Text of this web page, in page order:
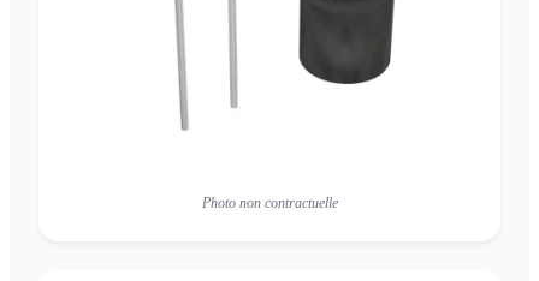
Photo non contractuelle